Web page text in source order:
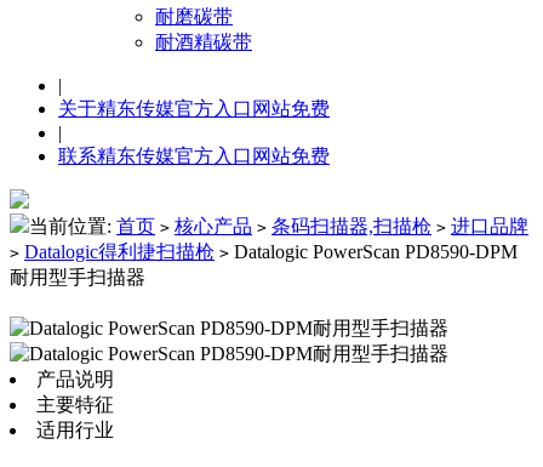
耐磨碳带
耐酒精碳带
|
关于精东传媒官方入口网站免费
|
联系精东传媒官方入口网站免费
当前位置: 首页 > 核心产品 > 条码扫描器,扫描枪 > 进口品牌
> Datalogic得利捷扫描枪 > Datalogic PowerScan PD8590-DPM
耐用型手扫描器
产品说明
主要特征
适用行业